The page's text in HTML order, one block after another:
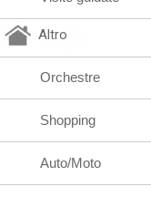
Altro
Orchestre
Shopping
Auto/Moto